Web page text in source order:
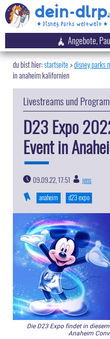
Angebote,
startseite disney parks
in anaheim kalifornien
Livestreams und
D23 Expo
Event in
09.09.22, 17:51
jens
anaheim
d23 expo
Die D23 Expo findet in
Anaheim